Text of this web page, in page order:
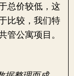
总价较低，这
比较，我们特
公寓项目。